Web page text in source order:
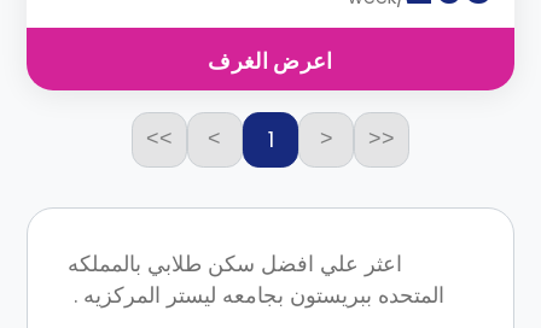
اعرض الغرف
<<
<
1
>
>>
اعثر علي افضل سكن طلابي بالمملكه
المتحده ببريستون بجامعه ليستر المركزيه .